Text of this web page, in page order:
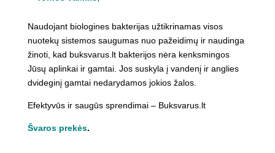
Naudojant biologines bakterijas užtikrinamas visos
nuotekų sistemos saugumas nuo pažeidimų ir naudinga
žinoti, kad buksvarus.lt bakterijos nėra kenksmingos
Jūsų aplinkai ir gamtai. Jos suskyla į vandenį ir anglies
dvideginį gamtai nedarydamos jokios žalos.
Efektyvūs ir saugūs sprendimai – Buksvarus.lt
Švaros prekės.